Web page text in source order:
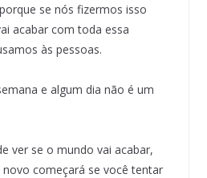
se nós fizermos isso
acabar com toda essa
às pessoas.
e algum dia não é um
ver se o mundo vai acabar,
começará se você tentar